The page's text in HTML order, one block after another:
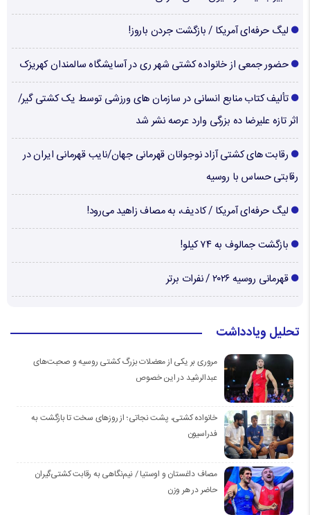
لیگ حرفه‌ای آمریکا / بازگشت جردن باروز!
حضور جمعی از خانواده کشتی شهر ری در آسایشگاه سالمندان کهریزک
تألیف کتاب منابع انسانی در سازمان های ورزشی توسط یک کشتی گیر/
اثر تازه علیرضا ده بزرگی وارد عرصه نشر شد
رقابت های کشتی آزاد نوجوانان قهرمانی جهان/نایب قهرمانی ایران در
رقابتی حساس با روسیه
لیگ حرفه‌ای آمریکا / کادیف، به مصاف زاهید می‌رود!
بازگشت جمالوف به ۷۴ کیلو!
قهرمانی روسیه ۲۰۲۶ / نفرات برتر
تحلیل ویادداشت
مروری بر یکی از معضلات بزرگ کشتی روسیه و صحبت‌های
عبدالرشید در این خصوص
خانواده کشتی، پشت نجاتی؛ از روزهای سخت تا بازگشت به
فدراسیون
مصاف داغستان و اوستیا / نیم‌نگاهی به رقابت کشتی‌گیران
حاضر در هر وزن